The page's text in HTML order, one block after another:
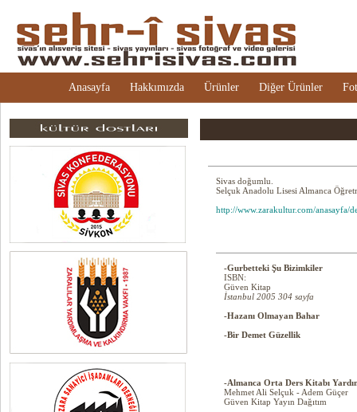
Anasayfa Hakkımızda Ürünler Diğer Ürünler
Sivas doğumlu.
Selçuk Anadolu Lisesi Almanca
http://www.zarakultur.com/anasayfa/
-Gurbetteki Şu Bizimkiler
ISBN:
Güven Kitap
İstanbul 2005 304 sayfa
-Hazanı Olmayan Bahar
-Bir Demet Güzellik
-Almanca Orta Ders Kitabı
Mehmet Ali Selçuk - Adem Güçer
Güven Kitap Yayın Dağıtım